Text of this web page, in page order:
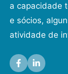
a capacidade
e sócios,
atividade de